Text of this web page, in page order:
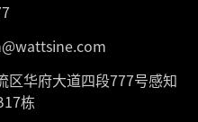
区华府大道四段777号感知
栋